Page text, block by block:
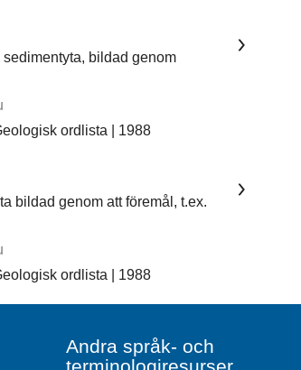
bildad genom
ordlista | 1988
bildad genom att föremål, t.ex.
ordlista | 1988
Andra språk- och